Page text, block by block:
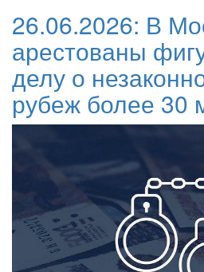
26.06.2026: В
арестованы
делу о
рубеж более 30